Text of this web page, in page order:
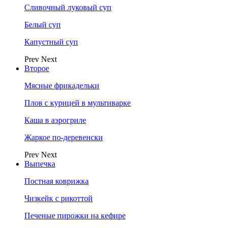
Сливочный луковый суп
Белый суп
Капустный суп
Prev Next
Второе
Мясные фрикадельки
Плов с курицей в мультиварке
Каша в аэрогриле
Жаркое по-деревенски
Prev Next
Выпечка
Постная коврижка
Чизкейк с рикоттой
Печеные пирожки на кефире